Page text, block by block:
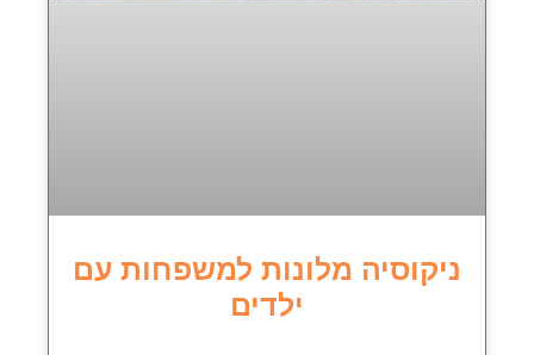
ניקוסיה מלונות למשפחות עם
ילדים